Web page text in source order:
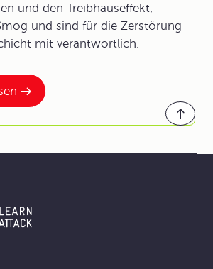
und den Treibhauseffekt,
und sind für die Zerstörung
mit verantwortlich.